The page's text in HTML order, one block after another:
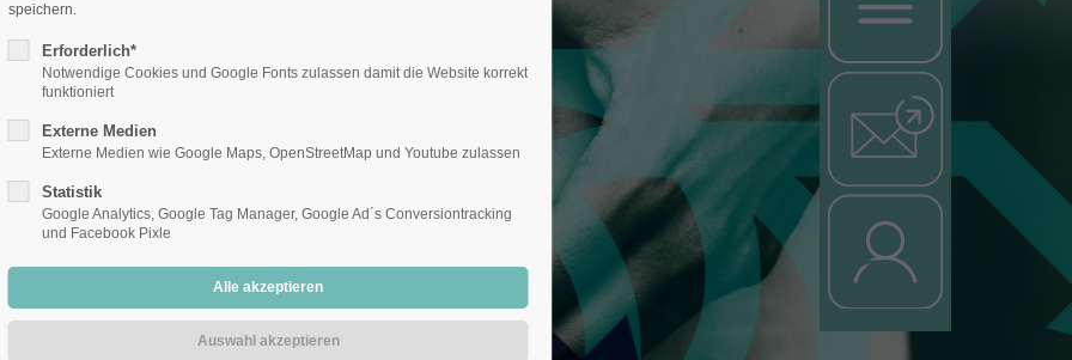
Nachricht
Login
speichern.
Erforderlich*
Notwendige Cookies und Google Fonts zulassen damit die Website korrekt
funktioniert
Externe Medien
Externe Medien wie Google Maps, OpenStreetMap und Youtube zulassen
Statistik
Google Analytics, Google Tag Manager, Google Ad´s Conversiontracking
und Facebook Pixle